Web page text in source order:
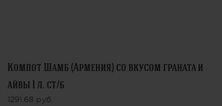
Компот Шамб (Армения) со вкусом граната и
айвы 1 л. ст/б
1291.68 руб.